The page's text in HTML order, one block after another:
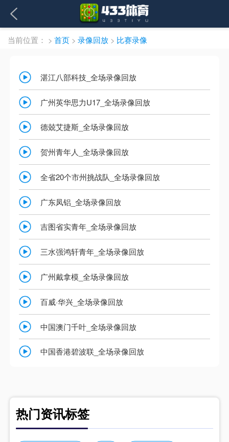
当前位置： > 首页 > 录像回放 > 比赛录像
湛江八部科技_全场录像回放
广州英华思力U17_全场录像回放
德兢艾捷斯_全场录像回放
贺州青年人_全场录像回放
全省20个市州挑战队_全场录像回放
广东凤铝_全场录像回放
吉图省实青年_全场录像回放
三水强鸿轩青年_全场录像回放
广州戴拿模_全场录像回放
百威·华兴_全场录像回放
中国澳门千叶_全场录像回放
中国香港碧波联_全场录像回放
热门资讯标签